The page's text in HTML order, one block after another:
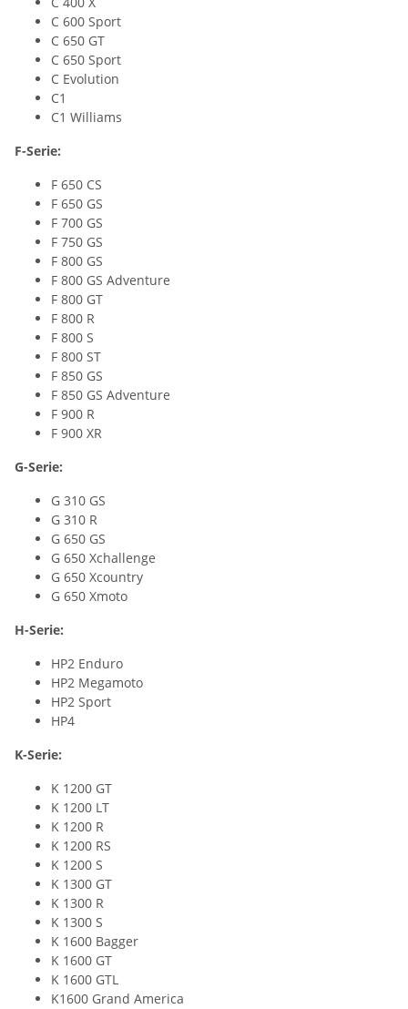
C 600 Sport
C 650 GT
C 650 Sport
C Evolution
C1
C1 Williams
F-Serie:
F 650 CS
F 650 GS
F 700 GS
F 750 GS
F 800 GS
F 800 GS Adventure
F 800 GT
F 800 R
F 800 S
F 800 ST
F 850 GS
F 850 GS Adventure
F 900 R
F 900 XR
G-Serie:
G 310 GS
G 310 R
G 650 GS
G 650 Xchallenge
G 650 Xcountry
G 650 Xmoto
H-Serie:
HP2 Enduro
HP2 Megamoto
HP2 Sport
HP4
K-Serie:
K 1200 GT
K 1200 LT
K 1200 R
K 1200 RS
K 1200 S
K 1300 GT
K 1300 R
K 1300 S
K 1600 Bagger
K 1600 GT
K 1600 GTL
K1600 Grand America